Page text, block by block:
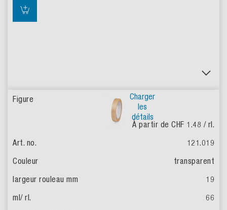
Charger
les
détails
À partir de CHF 1.48 / rl.
121.019
transparent
19
66